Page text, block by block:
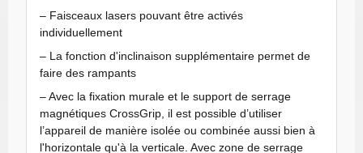
– Faisceaux lasers pouvant être activés
individuellement
– La fonction d'inclinaison supplémentaire permet de
faire des rampants
– Avec la fixation murale et le support de serrage
magnétiques CrossGrip, il est possible d’utiliser
l’appareil de manière isolée ou combinée aussi bien à
l'horizontale qu'à la verticale. Avec zone de serrage